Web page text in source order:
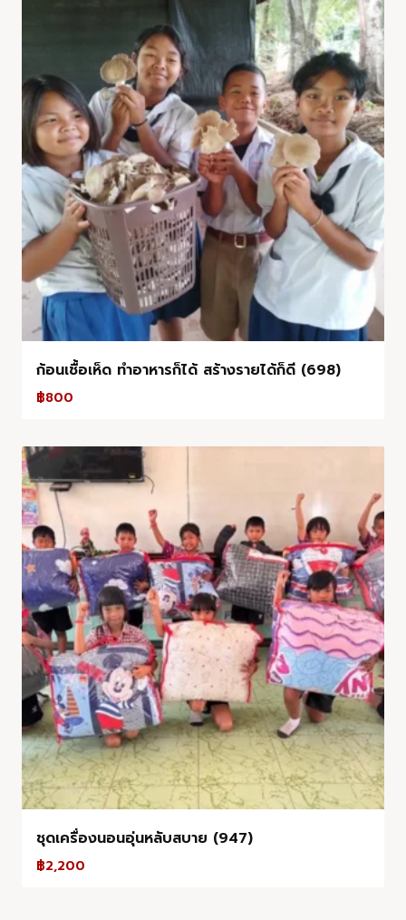
ก้อนเชื้อเห็ด ทำอาหารก็ได้ สร้างรายได้ก็ดี (698)
฿800
ชุดเครื่องนอนอุ่นหลับสบาย (947)
฿2,200